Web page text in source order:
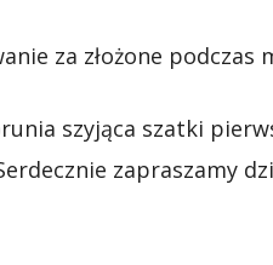
za złożone
szyjąca szatki
zapraszamy